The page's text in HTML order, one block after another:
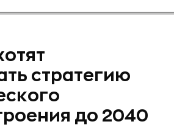
стратегию
до 2040